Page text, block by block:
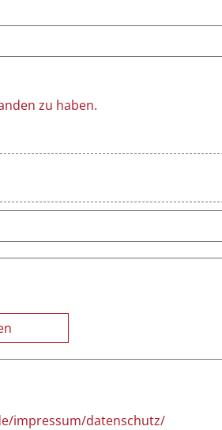
zu haben.
impressum/datenschutz/